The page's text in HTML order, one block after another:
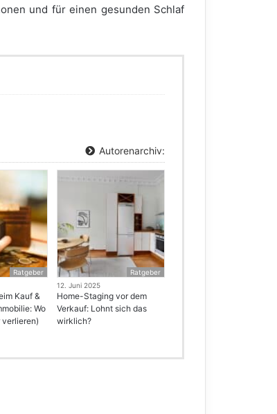
und für einen gesunden Schlaf
Autorenarchiv:
Ratgeber
Kauf &
Wo
verlieren)
Ratgeber
12. Juni 2025
Home-Staging vor dem
Verkauf: Lohnt sich das
wirklich?